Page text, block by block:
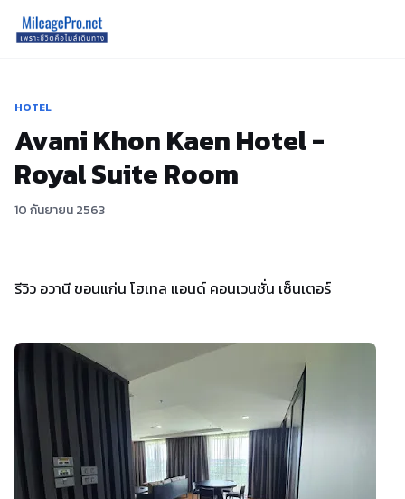
HOTEL
Avani Khon Kaen Hotel -
Royal Suite Room
10 กันยายน 2563
รีวิว อวานี ขอนแก่น โฮเทล แอนด์ คอนเวนชั่น เซ็นเตอร์